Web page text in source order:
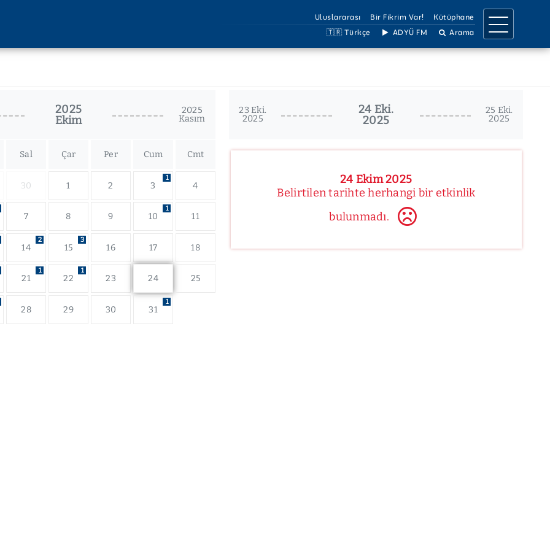
Uluslararası Bir Fikrim Var!
Kütüphane
🇹🇷 Türkçe
ADYÜ FM Arama
Rektörlüğe Bağlı Birimler
Devlet Konservatuvarı
Meslek Yüksekokulları
Uygulama ve Araştırma
Merkezleri
Etik Kurullar
Ulaşım Bilgileri
Birimler Listesi
Sosyal Medya
2025
Ekim
2025
Kasım
Sal Çar Per Cum Cmt
30 1 2 3
1
4
7 8 9 10
1
11
14
2
15
3
16 17 18
21
1
22
1
23 24 25
28 29 30 31
1
23 Eki.
2025
24 Eki.
2025
25 Eki.
2025
24 Ekim 2025
Belirtilen tarihte herhangi bir etkinlik
bulunmadı.